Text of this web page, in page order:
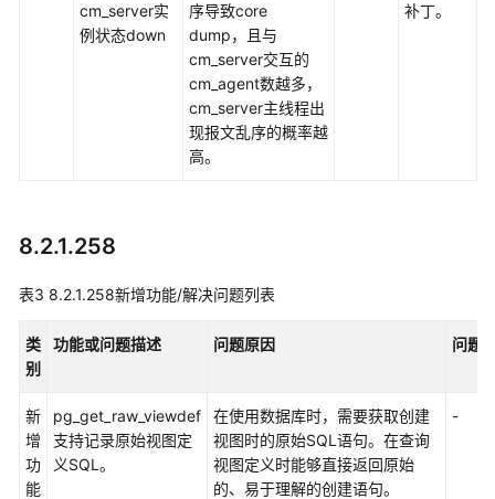
8.2.0
版
说
版
明
8.1.0
cm_server实
例状态down
序导致core
dump，且与
cm_server交互的
cm_agent数越多，
cm_server主线程出
现报文乱序的概率越
高。
补丁。
8.2.1.258
表3 8.2.1.258新增功能/解决问题列表
类
别
功能或问题描述 问题原因 问题
新
增
功
能
pg_get_raw_viewdef
支持记录原始视图定
义SQL。
在使用数据库时，需要获取创建
视图时的原始SQL语句。在查询
视图定义时能够直接返回原始
的、易于理解的创建语句。
-